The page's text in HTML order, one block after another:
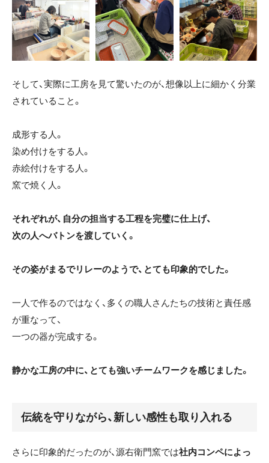
そして、実際に工房を見て驚いたのが、想像以上に細かく分業
されていること。
成形する人。
染め付けをする人。
赤絵付けをする人。
窯で焼く人。
それぞれが、自分の担当する工程を完璧に仕上げ、
次の人へバトンを渡していく。
その姿がまるでリレーのようで、とても印象的でした。
一人で作るのではなく、多くの職人さんたちの技術と責任感
が重なって、
一つの器が完成する。
静かな工房の中に、とても強いチームワークを感じました。
伝統を守りながら、新しい感性も取り入れる
さらに印象的だったのが、源右衛門窯では社内コンペによっ